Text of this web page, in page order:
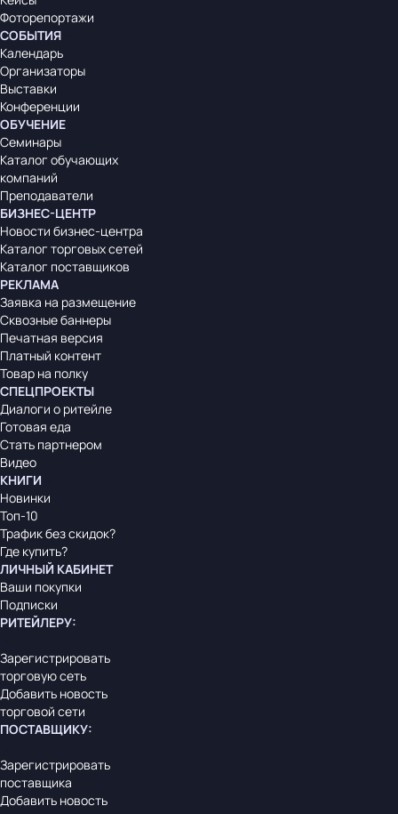
Фоторепортажи
СОБЫТИЯ
Календарь
Организаторы
Выставки
Конференции
ОБУЧЕНИЕ
Семинары
Каталог обучающих
компаний
Преподаватели
БИЗНЕС-ЦЕНТР
Новости бизнес-центра
Каталог торговых сетей
Каталог поставщиков
РЕКЛАМА
Заявка на размещение
Сквозные баннеры
Печатная версия
Платный контент
Товар на полку
СПЕЦПРОЕКТЫ
Диалоги о ритейле
Готовая еда
Стать партнером
Видео
КНИГИ
Новинки
Топ-10
Трафик без скидок?
Где купить?
ЛИЧНЫЙ КАБИНЕТ
Ваши покупки
Подписки
РИТЕЙЛЕРУ:
Зарегистрировать
торговую сеть
Добавить новость
торговой сети
ПОСТАВЩИКУ:
Зарегистрировать
поставщика
Добавить новость